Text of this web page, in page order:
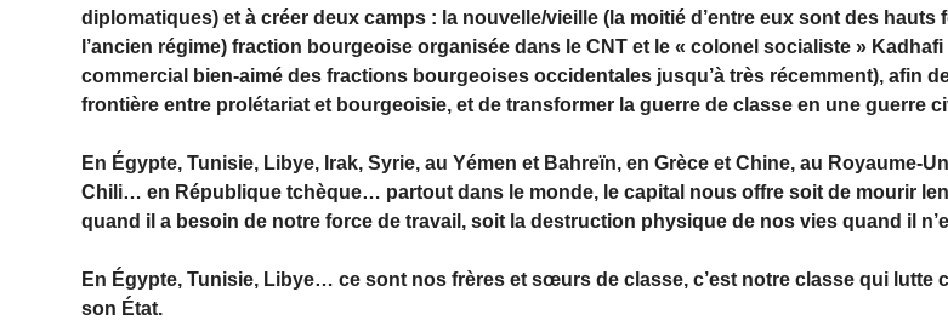
diplomatiques) et à créer deux camps : la nouvelle/vieille (la moitié d’entre eux sont des hauts
l’ancien régime) fraction bourgeoise organisée dans le CNT et le « colonel socialiste » Kadhafi
commercial bien-aimé des fractions bourgeoises occidentales jusqu’à très récemment), afin
frontière entre prolétariat et bourgeoisie, et de transformer la guerre de classe en une guerre
En Égypte, Tunisie, Libye, Irak, Syrie, au Yémen et Bahreïn, en Grèce et Chine, au Royaume-
Chili… en République tchèque… partout dans le monde, le capital nous offre soit de mourir
quand il a besoin de notre force de travail, soit la destruction physique de nos vies quand il
En Égypte, Tunisie, Libye… ce sont nos frères et sœurs de classe, c’est notre classe qui lutte
son État.